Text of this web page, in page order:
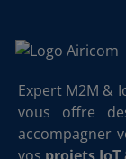
Expert M2M &
vous offre
accompagner